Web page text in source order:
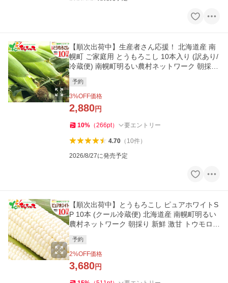
【順次出荷中】生産者さん応援！ 北海道産 南
幌町 ご家庭用 とうもろこし 10本入り (訳あり/
冷蔵便) 南幌町明るい農村ネットワーク 朝採り
予約
3%OFF価格
2,880円
10% （266pt） 要エントリー
4.70（ 10件）
2026/8/27に発売予定
【順次出荷中】とうもろこし ピュアホワイトS
P 10本 (クール冷蔵便) 北海道産 南幌町明るい
農村ネットワーク 朝採り 新鮮 激甘 トウモロコ
予約
2%OFF価格
3,680円